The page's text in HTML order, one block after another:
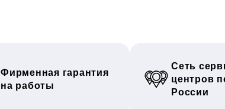
Фирменная гарантия
на работы
Сеть
центров
России